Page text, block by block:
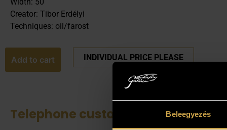
Beleegyezés
Width: 50
Creator: Tibor Erdélyi
Techniques: oil/farost
Add to cart INDIVIDUAL PRICE PLEASE
Telephone customer service